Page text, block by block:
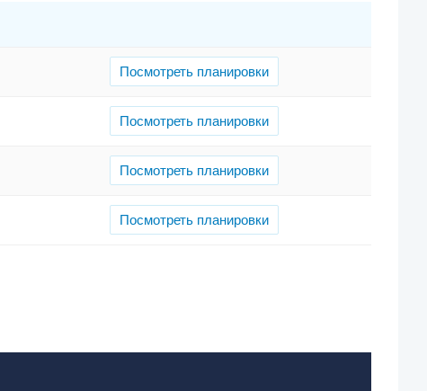
Посмотреть планировки
Посмотреть планировки
Посмотреть планировки
Посмотреть планировки